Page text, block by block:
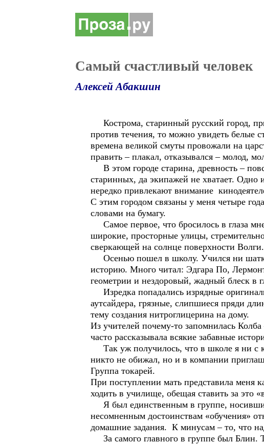
Самый счастливый человек
Алексей Абакшин
Кострома, старинный русский город,
против течения, то можно увидеть белые
времена великой смуты провожали на
править – плакал, отказывался – молод,
В этом городе старина, древность –
старинных, да экипажей не хватает. Одно
нередко привлекают внимание
С этим городом связаны у меня четыре
словами на бумагу.
Самое первое, что бросилось в глаза
широкие, просторные улицы,
сверкающей на солнце поверхности Волги.
Осенью пошел в школу. Учился ни
историю. Много читал: Эдгара По,
геометрии и нездоровый, жадный блеск в
Изредка попадались изрядные
аутсайдера, грязные, слипшиеся пряди
тему создания нитроглицерина на дому.
Из учителей почему-то запомнилась
часто рассказывала всякие забавные
Так уж получилось, что в школе я ни с
никто не обижал, но и в компании
Группа токарей.
При поступлении мать представила меня
ходить в училище, обещая ставить за это
Я был единственным в группе,
несомненным достоинствам «обучения»
домашние задания. К минусам – то, что
За самого главного в группе был Блин.